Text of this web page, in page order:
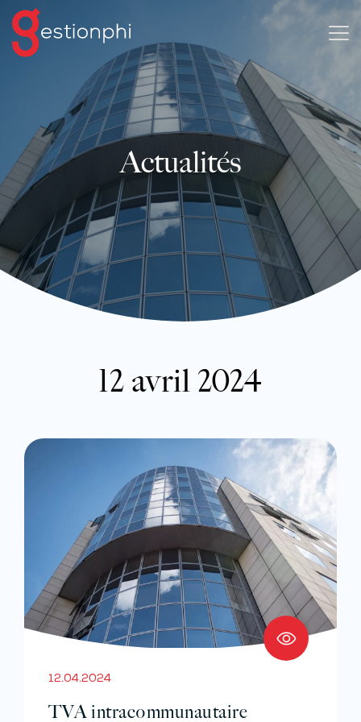
Actualités
12 avril 2024
12.04.2024
TVA intracommunautaire